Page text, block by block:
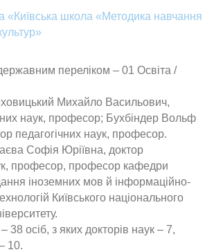
«Київська школа «Методика навчання
переліком – 01 Освіта /
Михайло Васильович,
наук, професор; Бухбіндер Вольф
педагогічних наук, професор.
Софія Юріївна, доктор
професор, професор кафедри
іноземних мов й інформаційно-
Київського національного
38 осіб, з яких докторів наук – 7,
10.